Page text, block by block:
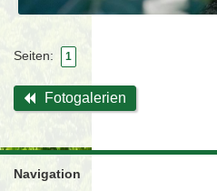
Seiten: 1
Fotogalerien
Navigation